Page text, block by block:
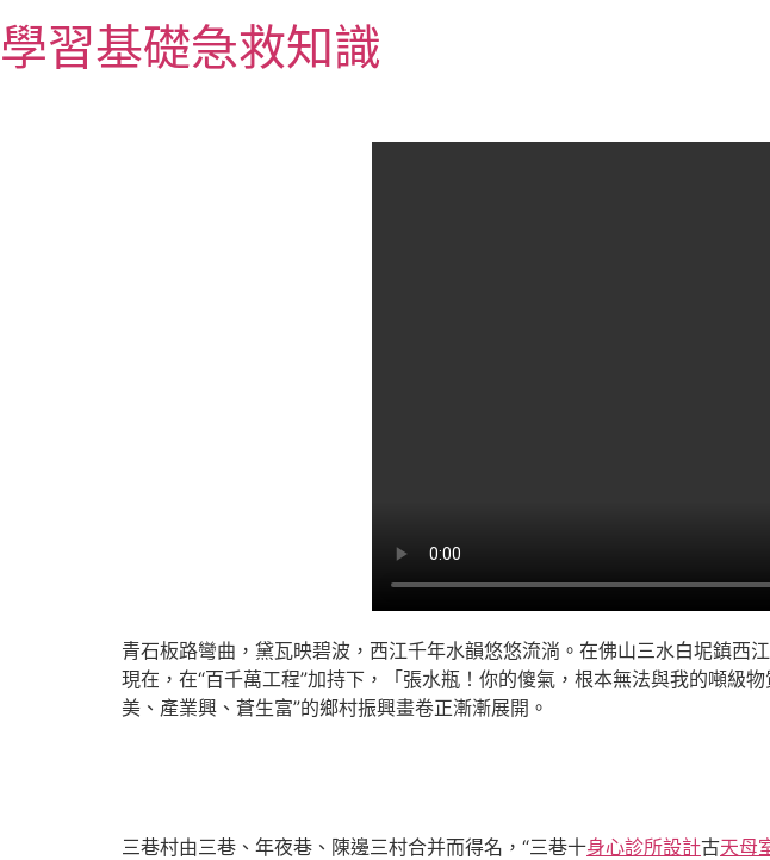
至
主
學習基礎急救知識
青石板路彎曲，黛瓦映碧波，西江千年水韻悠悠流淌。在佛山三水白坭鎮
現在，在“百千萬工程”加持下，「張水瓶！你的傻氣，根本無法與我的噸級物
美、產業興、蒼生富”的鄉村振興畫卷正漸漸展開。
三巷村由三巷、年夜巷、陳邊三村合并而得名，“三巷十身心診所設計古天母